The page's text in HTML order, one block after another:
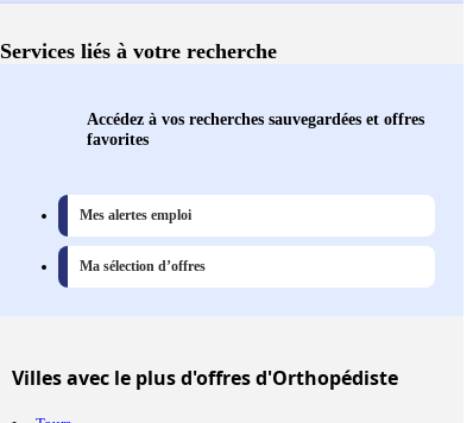
Services liés à votre recherche
Accédez à vos recherches sauvegardées et offres
favorites
Mes alertes emploi
Ma sélection d’offres
Villesavec le plus d'offres d'Orthopédiste